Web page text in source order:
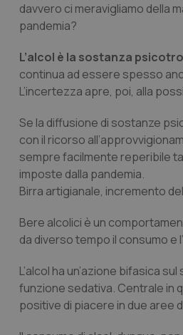
davvero ci meravigliamo della
pandemia?
L’alcol è la sostanza
continua ad essere spesso
L’incertezza apre, poi, alla
Se la diffusione di sostanze
con il ricorso
sempre facilmente reperibile
imposte dalla pandemia.
Birra artigianale, incremento
Bere alcolici è un
da diverso tempo il consumo e
L’alcol ha un’azione bifasica
funzione sedativa. Centrale in
positive di piacere in due aree